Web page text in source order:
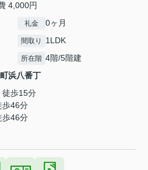
4,000円
礼金 0ヶ月
間取り 1LDK
所在階 4階/5階建
浜八番丁
徒歩15分
歩46分
歩46分